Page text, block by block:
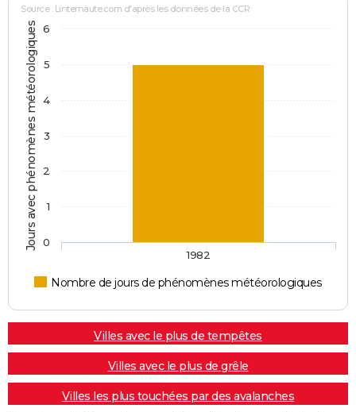
Jours avec phénomènes météorologiques
Source : Linternaute.com d'après les données de la CCR
Nombre de jours de phénomènes météorologiques
1982
0
1
2
3
4
5
6
Villes avec le plus de tempêtes
Villes avec le plus de grêle
Villes les plus touchées par des avalanches